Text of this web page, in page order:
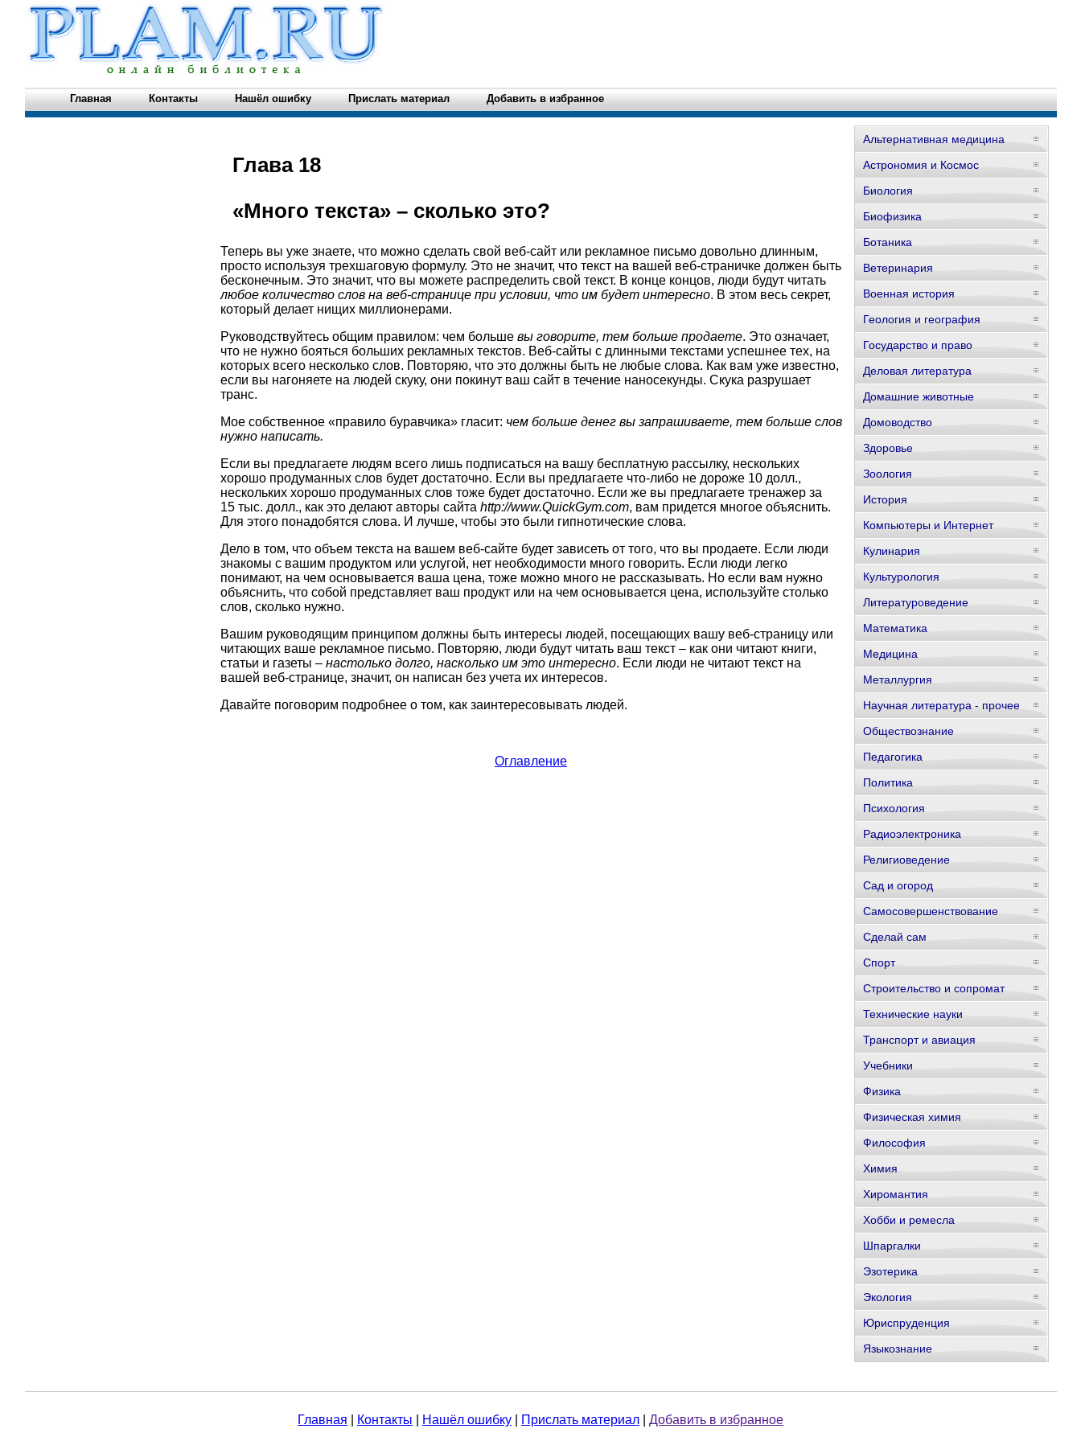
Главная Контакты Нашёл ошибку Прислать материал Добавить в избранное
Глава 18
«Много текста» – сколько это?
Теперь вы уже знаете, что можно сделать свой веб-сайт или рекламное письмо довольно длинным,
просто используя трехшаговую формулу. Это не значит, что текст на вашей веб-страничке должен быть
бесконечным. Это значит, что вы можете распределить свой текст. В конце концов, люди будут читать
любое количество слов на веб-странице при условии, что им будет интересно. В этом весь секрет,
который делает нищих миллионерами.
Руководствуйтесь общим правилом: чем больше вы говорите, тем больше продаете. Это означает,
что не нужно бояться больших рекламных текстов. Веб-сайты с длинными текстами успешнее тех, на
которых всего несколько слов. Повторяю, что это должны быть не любые слова. Как вам уже известно,
если вы нагоняете на людей скуку, они покинут ваш сайт в течение наносекунды. Скука разрушает
транс.
Мое собственное «правило буравчика» гласит: чем больше денег вы запрашиваете, тем больше слов
нужно написать.
Если вы предлагаете людям всего лишь подписаться на вашу бесплатную рассылку, нескольких
хорошо продуманных слов будет достаточно. Если вы предлагаете что-либо не дороже 10 долл.,
нескольких хорошо продуманных слов тоже будет достаточно. Если же вы предлагаете тренажер за
15 тыс. долл., как это делают авторы сайта http://www.QuickGym.com, вам придется многое объяснить.
Для этого понадобятся слова. И лучше, чтобы это были гипнотические слова.
Дело в том, что объем текста на вашем веб-сайте будет зависеть от того, что вы продаете. Если люди
знакомы с вашим продуктом или услугой, нет необходимости много говорить. Если люди легко
понимают, на чем основывается ваша цена, тоже можно много не рассказывать. Но если вам нужно
объяснить, что собой представляет ваш продукт или на чем основывается цена, используйте столько
слов, сколько нужно.
Вашим руководящим принципом должны быть интересы людей, посещающих вашу веб-страницу или
читающих ваше рекламное письмо. Повторяю, люди будут читать ваш текст – как они читают книги,
статьи и газеты – настолько долго, насколько им это интересно. Если люди не читают текст на
вашей веб-странице, значит, он написан без учета их интересов.
Давайте поговорим подробнее о том, как заинтересовывать людей.
Оглавление
Альтернативная медицина
Астрономия и Космос
Биология
Биофизика
Ботаника
Ветеринария
Военная история
Геология и география
Государство и право
Деловая литература
Домашние животные
Домоводство
Здоровье
Зоология
История
Компьютеры и Интернет
Кулинария
Культурология
Литературоведение
Математика
Медицина
Металлургия
Научная литература - прочее
Обществознание
Педагогика
Политика
Психология
Радиоэлектроника
Религиоведение
Сад и огород
Самосовершенствование
Сделай сам
Спорт
Строительство и сопромат
Технические науки
Транспорт и авиация
Учебники
Физика
Физическая химия
Философия
Химия
Хиромантия
Хобби и ремесла
Шпаргалки
Эзотерика
Экология
Юриспруденция
Языкознание
Главная Контакты Нашёл ошибку Прислать материал Добавить в избранное